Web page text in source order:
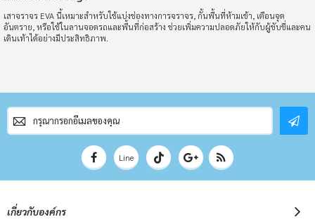
เสาจราจร EVA นี้เหมาะสำหรับใช้แบ่งช่องทางการจราจร, กั้นพื้นที่ห้ามเข้า, เตือนจุด
อันตราย, หรือใช้ในลานจอดรถและพื้นที่ก่อสร้าง ช่วยเพิ่มความปลอดภัยให้กับผู้ขับขี่และคน
เดินเท้าได้อย่างมีประสิทธิภาพ.
สมัคร
สมาชิก
จดหมาย
Line
เกี่ยวกับองค์กร